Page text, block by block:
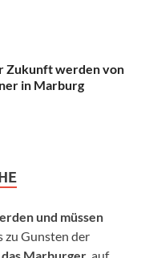
Zukunft werden von
in Marburg
und müssen
zu Gunsten der